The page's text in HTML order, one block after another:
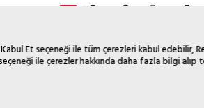
Et seçeneği ile tüm çerezleri kabul edebilir,
ile çerezler hakkında daha fazla bilgi alıp